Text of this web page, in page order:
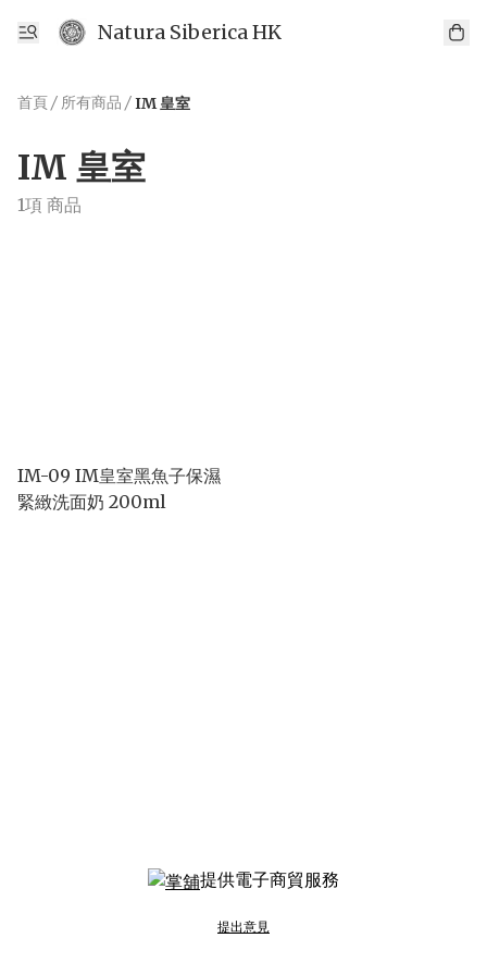
Natura Siberica HK
首頁/ 所有商品 /IM 皇室
IM 皇室
1項 商品
IM-09 IM皇室黑魚子保濕
緊緻洗面奶 200ml
提供電子商貿服務
提出意見